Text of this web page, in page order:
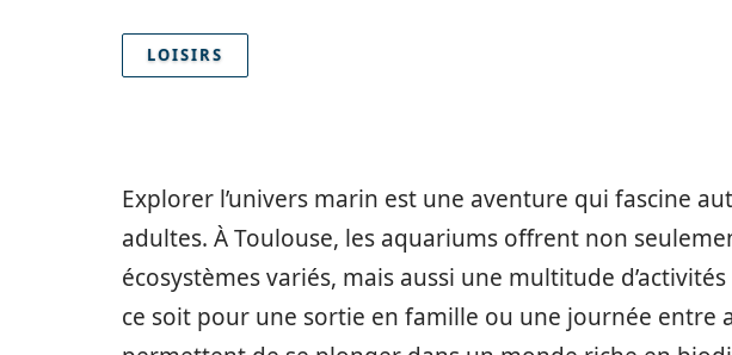
LOISIRS
Explorer l’univers marin est une aventure qui fascine
adultes. À Toulouse, les aquariums offrent non
écosystèmes variés, mais aussi une multitude
ce soit pour une sortie en famille ou une journée entre